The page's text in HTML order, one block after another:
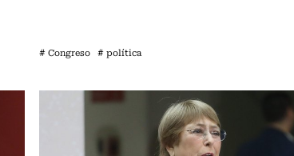
# Congreso # política